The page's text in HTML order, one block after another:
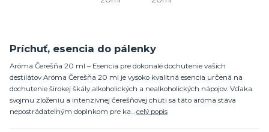
Príchuť, esencia do pálenky
Aróma Čerešňa 20 ml – Esencia pre dokonalé dochutenie vašich
destilátov Aróma Čerešňa 20 ml je vysoko kvalitná esencia určená na
dochutenie širokej škály alkoholických a nealkoholických nápojov. Vďaka
svojmu zloženiu a intenzívnej čerešňovej chuti sa táto aróma stáva
nepostrádateľným doplnkom pre ka... celý popis